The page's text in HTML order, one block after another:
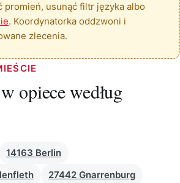
promień, usunąć filtr języka albo
. Koordynatorka oddzwoni i
zlecenia.
opiece według
14163 Berlin
27442 Gnarrenburg